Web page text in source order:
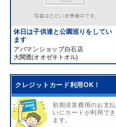
休日は子供達と公園巡りをしてい
ます
アパマンショップ白石店
大関透(オオゼキトオル)
クレジットカード利用OK！
初期清算費用のお支払
いにカードが利用でき
ます。